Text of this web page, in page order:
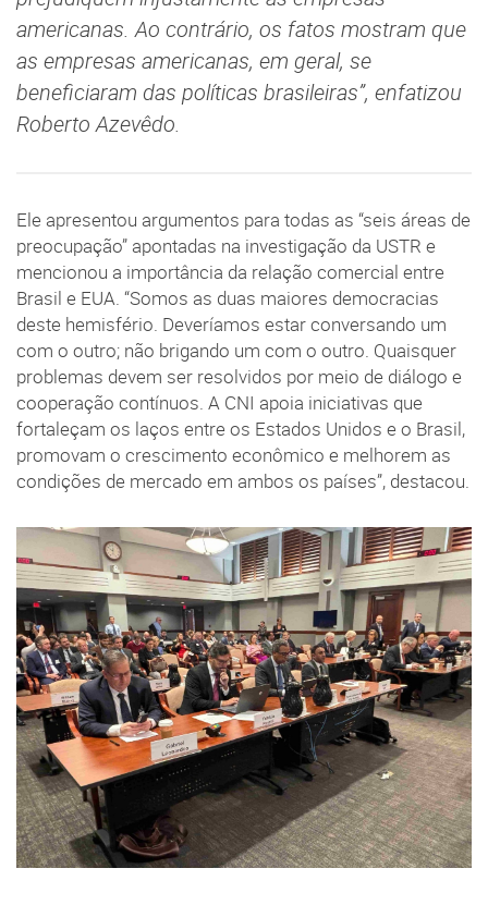
americanas. Ao contrário, os fatos mostram que
as empresas americanas, em geral, se
beneficiaram das políticas brasileiras”, enfatizou
Roberto Azevêdo.
Ele apresentou argumentos para todas as “seis áreas de
preocupação” apontadas na investigação da USTR e
mencionou a importância da relação comercial entre
Brasil e EUA. “Somos as duas maiores democracias
deste hemisfério. Deveríamos estar conversando um
com o outro; não brigando um com o outro. Quaisquer
problemas devem ser resolvidos por meio de diálogo e
cooperação contínuos. A CNI apoia iniciativas que
fortaleçam os laços entre os Estados Unidos e o Brasil,
promovam o crescimento econômico e melhorem as
condições de mercado em ambos os países”, destacou.